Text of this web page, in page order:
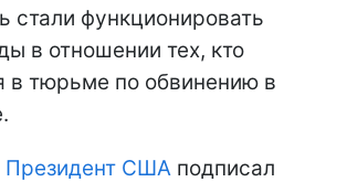
стали функционировать
в отношении тех, кто
в тюрьме по обвинению в
Президент США подписал